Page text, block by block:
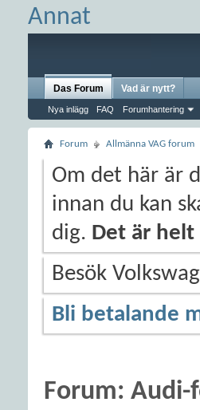
Annat
Das Forum
Nya inlägg FAQ Forumhantering
Vad är nytt?
Forum Allmänna VAG forum
Om det här är
innan du kan
dig. Det är helt
Besök
Bli betalande
Forum: Audi-